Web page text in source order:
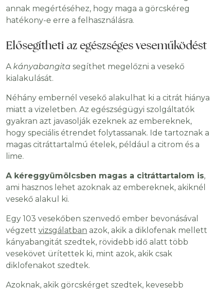
annak megértéséhez, hogy maga a görcskéreg
hatékony-e erre a felhasználásra.
Elősegítheti az egészséges veseműködést
Akányabangita segíthet megelőzni a vesekő
kialakulását.
Néhány embernél vesekő alakulhat ki a citrát hiánya
miatt a vizeletben. Az egészségügyi szolgáltatók
gyakran azt javasolják ezeknek az embereknek,
hogy speciális étrendet folytassanak. Ide tartoznak a
magas citráttartalmú ételek, például a citrom és a
lime.
A kéreggyümölcsben magas a citráttartalom is,
ami hasznos lehet azoknak az embereknek, akiknél
vesekő alakul ki.
Egy 103 vesekőben szenvedő ember bevonásával
végzett vizsgálatban azok, akik a diklofenak mellett
kányabangitát szedtek, rövidebb idő alatt több
vesekövet ürítettek ki, mint azok, akik csak
diklofenakot szedtek.
Azoknak, akik görcskérget szedtek, kevesebb